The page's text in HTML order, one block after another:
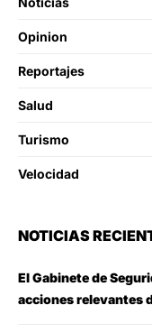
Opinion
Reportajes
Salud
Turismo
Velocidad
NOTICIAS
El Gabinete de
acciones relevantes